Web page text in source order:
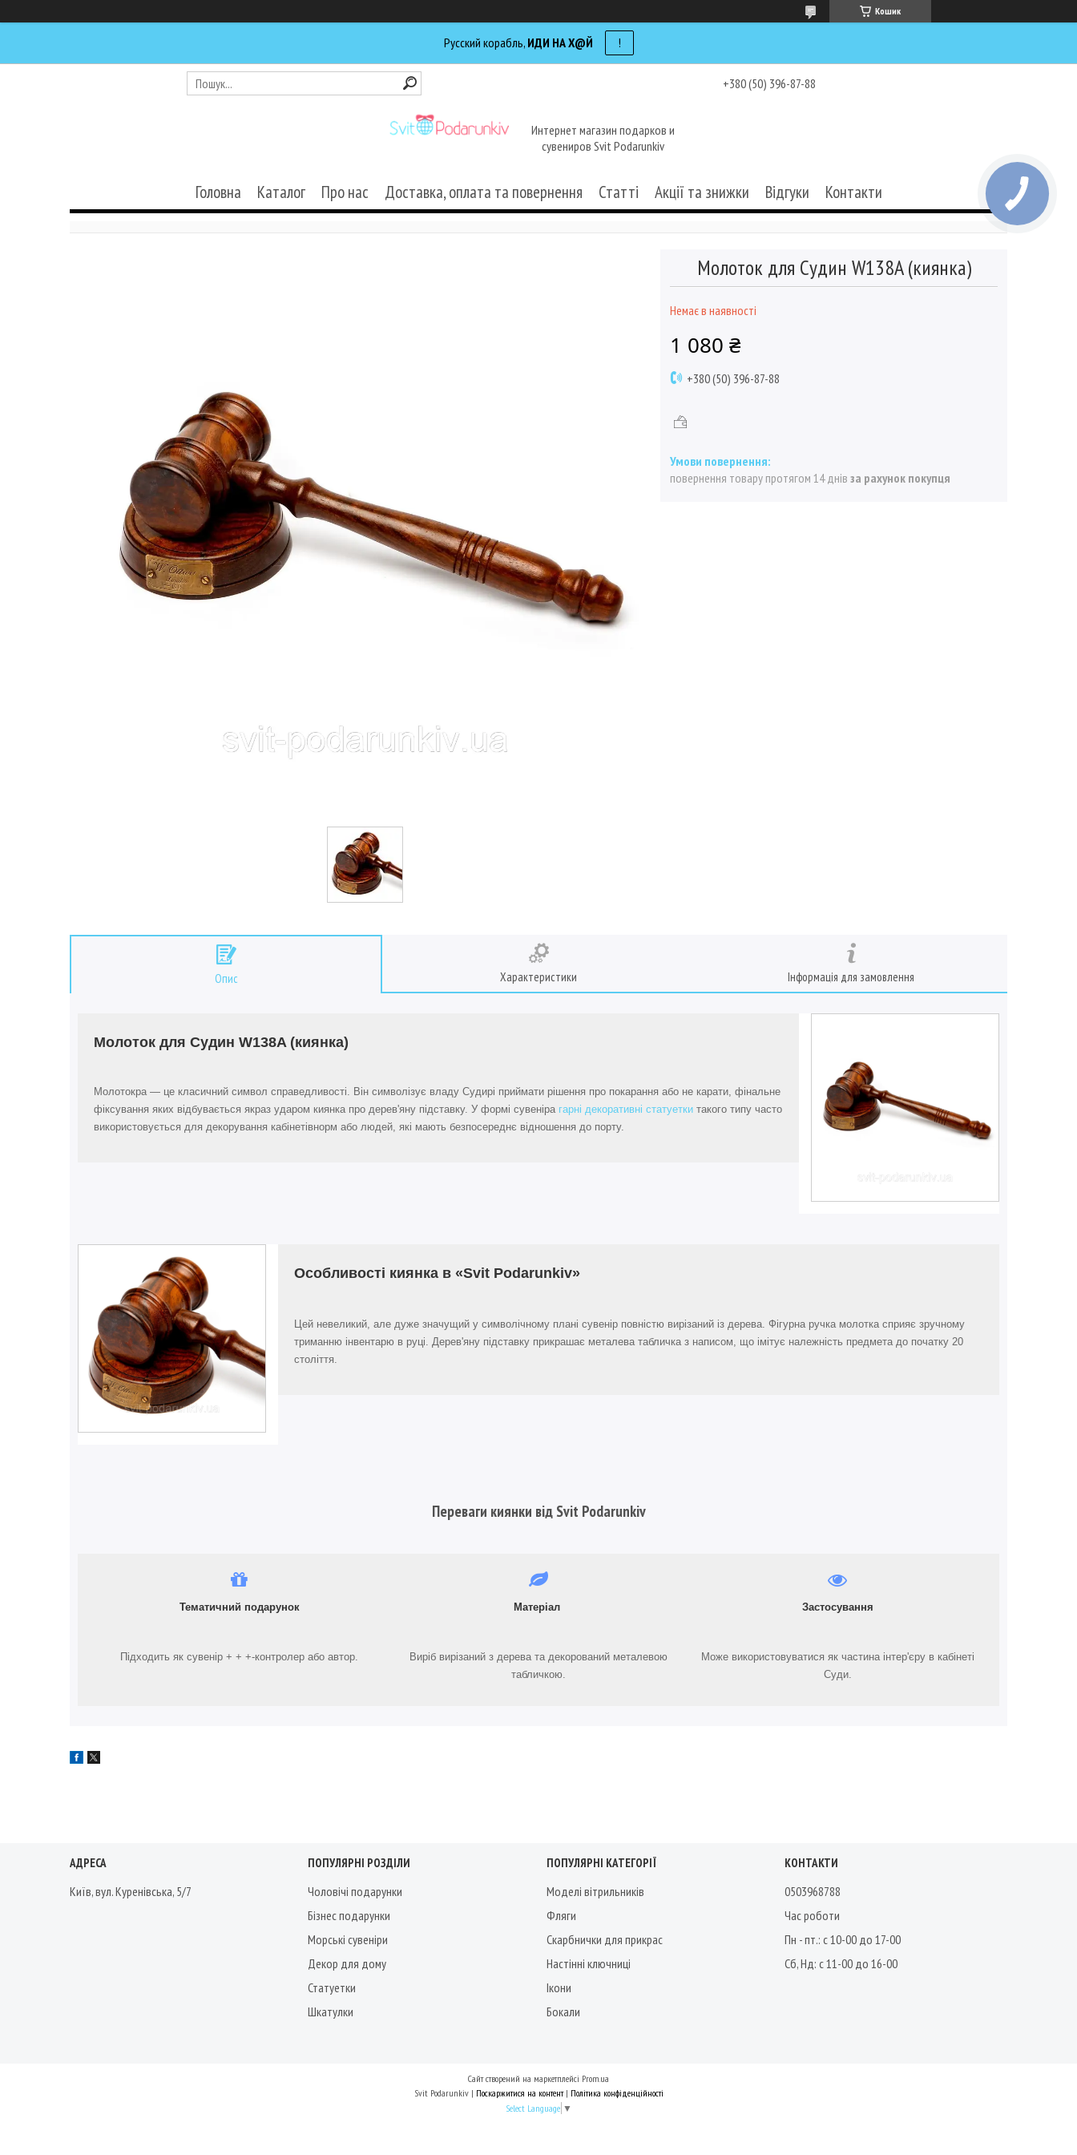
Кошик
Русский корабль, ИДИ НА Х@Й !
+380 (50) 396-87-88
Интернет магазин подарков и
сувениров Svit Podarunkiv
Головна Каталог Про нас Доставка, оплата та повернення Статті Акції та знижки Відгуки Контакти
Молоток для Судин W138A (киянка)
Немає в наявності
1 080 ₴
+380 (50) 396-87-88
повернення товару протягом 14 днів за рахунок покупця
Опис Характеристики Інформація для замовлення
Молоток для Судин W138A (киянка)
Молотокpa — це класичний символ справедливості. Він символізує владу Судирі приймати рішення про покарання або не карати, фінальне
фіксування яких відбувається якраз ударом киянка про дерев'яну підставку. У формі сувеніра гарні декоративні статуетки такого типу часто
використовується для декорування кабінетівнорм або людей, які мають безпосереднє відношення до порту.
Особливості киянка в «Svit Podarunkiv»
Цей невеликий, але дуже значущий у символічному плані сувенір повністю вирізаний із дерева. Фігурна ручка молотка сприяє зручному
триманню інвентарю в руці. Дерев'яну підставку прикрашає металева табличка з написом, що імітує належність предмета до початку 20
століття.
Переваги киянки від Svit Podarunkiv
Тематичний подарунок
Підходить як сувенір + + +-контролер або автор.
Матеріал
Виріб вирізаний з дерева та декорований металевою
табличкою.
Застосування
Може використовуватися як частина інтер'єру в кабінеті
Суди.
АДРЕСА
Київ, вул. Куренівська, 5/7
ПОПУЛЯРНІ РОЗДІЛИ
Чоловічі подарунки
Бізнес подарунки
Морські сувеніри
Декор для дому
Статуетки
Шкатулки
ПОПУЛЯРНІ КАТЕГОРІЇ
Моделі вітрильників
Фляги
Скарбнички для прикрас
Настінні ключниці
Ікони
Бокали
КОНТАКТИ
0503968788
Час роботи
Пн - пт.: с 10-00 до 17-00
Сб, Нд: с 11-00 до 16-00
Сайт створений на маркетплейсі Prom.ua
Svit Podarunkiv | Поскаржитися на контент | Політика конфіденційності
Select Language ▼